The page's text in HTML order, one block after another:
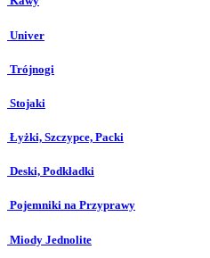
Univer
Trójnogi
Stojaki
Łyżki, Szczypce, Packi
Deski, Podkładki
Pojemniki na Przyprawy
Miody Jednolite